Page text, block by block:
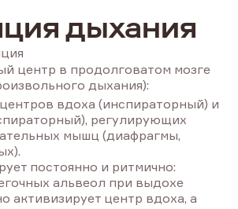
дыхания
центр в продолговатом мозге
дыхания):
вдоха (инспираторный) и
регулирующих
мышц (диафрагмы,
постоянно и ритмично:
альвеол при выдохе
активизирует центр вдоха, а